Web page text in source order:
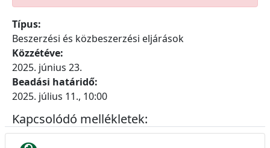
Típus:
Beszerzési és közbeszerzési eljárások
Közzétéve:
2025. június 23.
Beadási határidő:
2025. július 11., 10:00
Kapcsolódó mellékletek: